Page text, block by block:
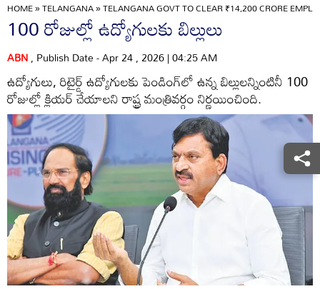
HOME»TELANGANA»TELANGANA GOVT TO CLEAR ₹14,200 CRORE
100 రోజుల్లో ఉద్యోగులకు బిల్లులు
ABN, Publish Date - Apr 24 , 2026 | 04:25 AM
ఉద్యోగులు, రిటైర్డ్‌ ఉద్యోగులకు పెండింగ్‌లో ఉన్న బిల్లులన్నింటినీ 100
రోజుల్లో క్లియర్‌ చేయాలని రాష్ట్ర మంత్రివర్గం నిర్ణయించింది.